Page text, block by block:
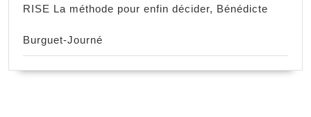
RISE La méthode pour enfin décider, Bénédicte
Burguet-Journé